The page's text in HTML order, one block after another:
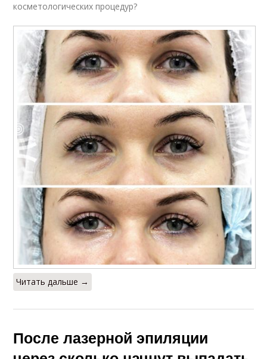
косметологических процедур?
Читать дальше →
После лазерной эпиляции